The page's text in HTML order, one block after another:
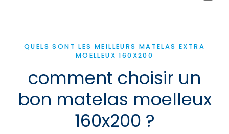
comment choisir un
bon matelas moelleux
160x200 ?
QUELS SONT LES MEILLEURS MATELAS EXTRA
MOELLEUX 160X200